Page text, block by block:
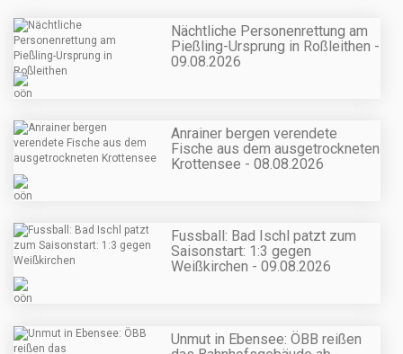
Nächtliche Personenrettung am
Pießling-Ursprung in Roßleithen -
09.08.2026
Anrainer bergen verendete
Fische aus dem ausgetrockneten
Krottensee - 08.08.2026
Fussball: Bad Ischl patzt zum
Saisonstart: 1:3 gegen
Weißkirchen - 09.08.2026
Unmut in Ebensee: ÖBB reißen